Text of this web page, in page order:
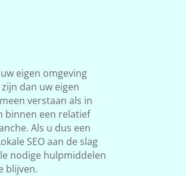
eigen omgeving
dan uw eigen
verstaan als in
binnen een relatief
Als u dus een
SEO aan de slag
nodige hulpmiddelen
blijven.